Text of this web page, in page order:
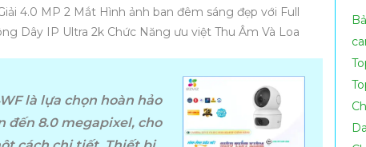
hảo dành cho khách hàng muốn đầu tư vào giải pháp
4.0 MP 2 Mắt Hình ảnh ban đêm sáng đẹp với Full
Dây IP Ultra 2k Chức Năng ưu việt Thu Âm Và Loa
là lựa chọn hoàn hảo
đến 8.0 megapixel, cho